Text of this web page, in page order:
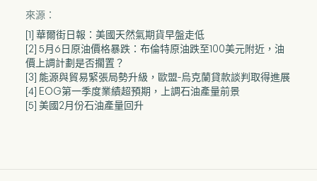
來源：
[1] 華爾街日報：美國天然氣期貨早盤走低
[2] 5月6日原油價格暴跌：布倫特原油跌至100美元附近，油
價上調計劃是否擱置？
[3] 能源與貿易緊張局勢升級，歐盟-烏克蘭貸款談判取得進展
[4] EOG第一季度業績超預期，上調石油產量前景
[5] 美國2月份石油產量回升